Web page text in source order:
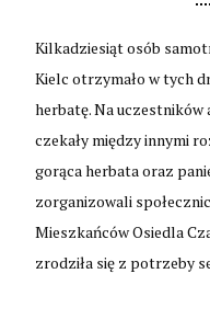
Kilkadziesiąt osób
Kielc otrzymało w tych
herbatę. Na uczestników
czekały między innymi
gorąca herbata oraz
zorganizowali
Mieszkańców Osiedla
zrodziła się z potrzeby